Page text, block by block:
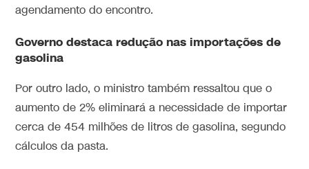
agendamento do encontro.
Governo destaca redução nas importações de
gasolina
Por outro lado, o ministro também ressaltou que o
aumento de 2% eliminará a necessidade de importar
cerca de 454 milhões de litros de gasolina, segundo
cálculos da pasta.